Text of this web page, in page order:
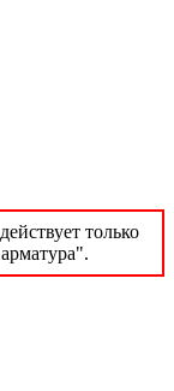
только